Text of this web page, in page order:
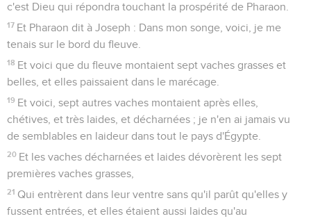
c'est Dieu qui répondra touchant la prospérité de Pharaon.
17 Et Pharaon dit à Joseph : Dans mon songe, voici, je me
tenais sur le bord du fleuve.
18 Et voici que du fleuve montaient sept vaches grasses et
belles, et elles paissaient dans le marécage.
19 Et voici, sept autres vaches montaient après elles,
chétives, et très laides, et décharnées ; je n'en ai jamais vu
de semblables en laideur dans tout le pays d'Égypte.
20 Et les vaches décharnées et laides dévorèrent les sept
premières vaches grasses,
21 Qui entrèrent dans leur ventre sans qu'il parût qu'elles y
fussent entrées, et elles étaient aussi laides qu'au